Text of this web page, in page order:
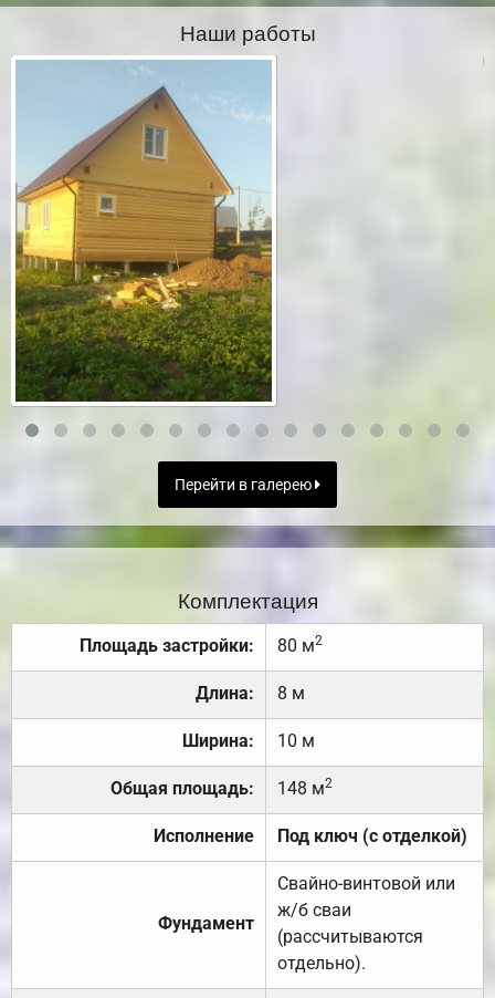
Наши работы
Перейти в галерею
Комплектация
Площадь застройки: 80 м2
Длина: 8 м
Ширина: 10 м
Общая площадь: 148 м2
Исполнение Под ключ (с отделкой)
Фундамент
Свайно-винтовой или
ж/б сваи
(рассчитываются
отдельно).